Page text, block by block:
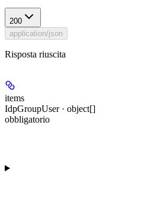
200
application/json
Risposta riuscita
items
IdpGroupUser · object[]
obbligatorio